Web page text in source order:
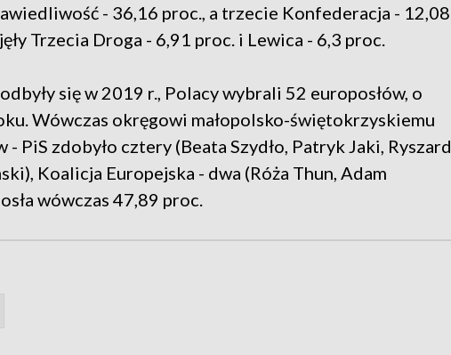
- 36,16 proc., a trzecie Konfederacja - 12,08
Trzecia Droga - 6,91 proc. i Lewica - 6,3 proc.
się w 2019 r., Polacy wybrali 52 europosłów, o
Wówczas okręgowi małopolsko-świętokrzyskiemu
- PiS zdobyło cztery (Beata Szydło, Patryk Jaki, Ryszard
Koalicja Europejska - dwa (Róża Thun, Adam
wówczas 47,89 proc.